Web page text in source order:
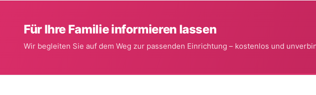
Für Ihre Familie informieren lassen
Wir begleiten Sie auf dem Weg zur passenden Einrichtung – kostenlos und